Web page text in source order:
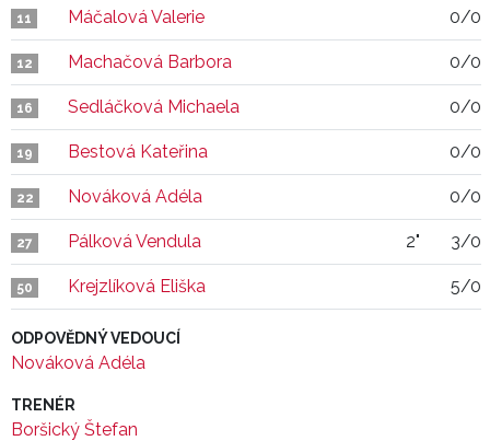
11 Máčalová Valerie 0/0
12 Machačová Barbora 0/0
16 Sedláčková Michaela 0/0
19 Bestová Kateřina 0/0
22 Nováková Adéla 0/0
27 Pálková Vendula 2" 3/0
50 Krejzlíková Eliška 5/0
ODPOVĚDNÝ VEDOUCÍ
Nováková Adéla
TRENÉR
Boršický Štefan